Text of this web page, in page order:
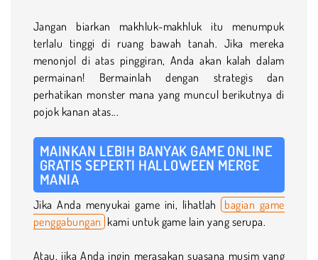
Jangan biarkan makhluk-makhluk itu menumpuk
terlalu tinggi di ruang bawah tanah. Jika mereka
menonjol di atas pinggiran, Anda akan kalah dalam
permainan! Bermainlah dengan strategis dan
perhatikan monster mana yang muncul berikutnya di
pojok kanan atas...
MAINKAN LEBIH BANYAK GAME ONLINE
GRATIS SEPERTI HALLOWEEN MERGE
MANIA
Jika Anda menyukai game ini, lihatlah bagian game
penggabungan kami untuk game lain yang serupa.
Atau, jika Anda ingin merasakan suasana musim yang